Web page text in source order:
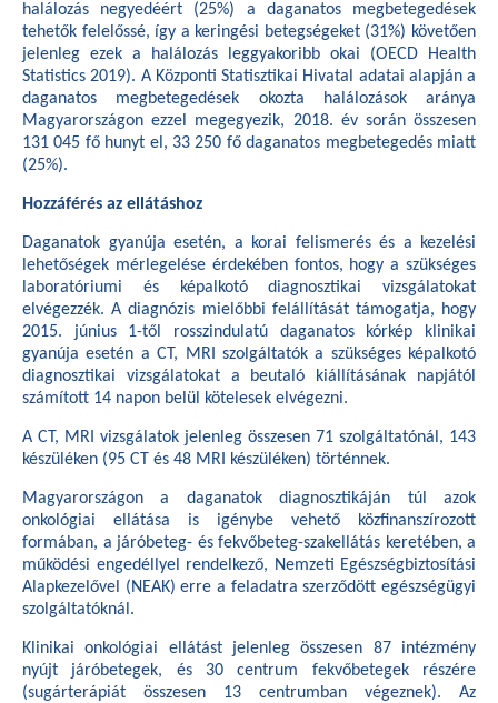
halálozás negyedéért (25%) a daganatos megbetegedések
tehetők felelőssé, így a keringési betegségeket (31%) követően
jelenleg ezek a halálozás leggyakoribb okai (OECD Health
Statistics 2019). A Központi Statisztikai Hivatal adatai alapján a
daganatos megbetegedések okozta halálozások aránya
Magyarországon ezzel megegyezik, 2018. év során összesen
131 045 fő hunyt el, 33 250 fő daganatos megbetegedés miatt
(25%).
Hozzáférés az ellátáshoz
Daganatok gyanúja esetén, a korai felismerés és a kezelési
lehetőségek mérlegelése érdekében fontos, hogy a szükséges
laboratóriumi és képalkotó diagnosztikai vizsgálatokat
elvégezzék. A diagnózis mielőbbi felállítását támogatja, hogy
2015. június 1-től rosszindulatú daganatos kórkép klinikai
gyanúja esetén a CT, MRI szolgáltatók a szükséges képalkotó
diagnosztikai vizsgálatokat a beutaló kiállításának napjától
számított 14 napon belül kötelesek elvégezni.
A CT, MRI vizsgálatok jelenleg összesen 71 szolgáltatónál, 143
készüléken (95 CT és 48 MRI készüléken) történnek.
Magyarországon a daganatok diagnosztikáján túl azok
onkológiai ellátása is igénybe vehető közfinanszírozott
formában, a járóbeteg- és fekvőbeteg-szakellátás keretében, a
működési engedéllyel rendelkező, Nemzeti Egészségbiztosítási
Alapkezelővel (NEAK) erre a feladatra szerződött egészségügyi
szolgáltatóknál.
Klinikai onkológiai ellátást jelenleg összesen 87 intézmény
nyújt járóbetegek, és 30 centrum fekvőbetegek részére
(sugárterápiát összesen 13 centrumban végeznek). Az